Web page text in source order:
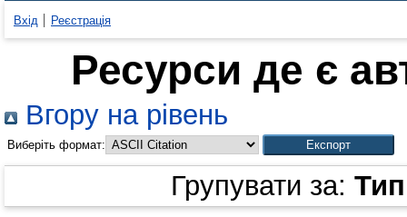
Вхід Реєстрація
Ресурси де є
Вгору на рівень
Виберіть формат:
Групувати за: